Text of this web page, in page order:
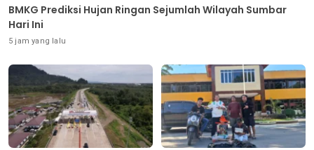
BMKG Prediksi Hujan Ringan Sejumlah Wilayah Sumbar
Hari Ini
5 jam yang lalu